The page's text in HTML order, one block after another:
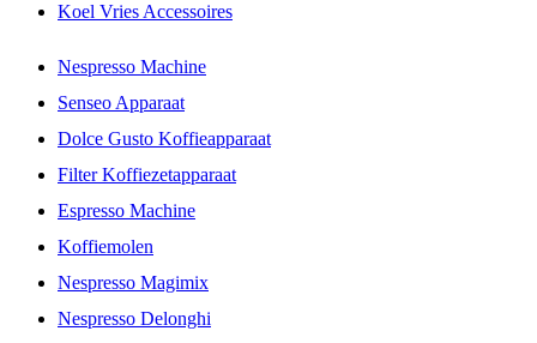
Koel Vries Accessoires
Nespresso Machine
Senseo Apparaat
Dolce Gusto Koffieapparaat
Filter Koffiezetapparaat
Espresso Machine
Koffiemolen
Nespresso Magimix
Nespresso Delonghi